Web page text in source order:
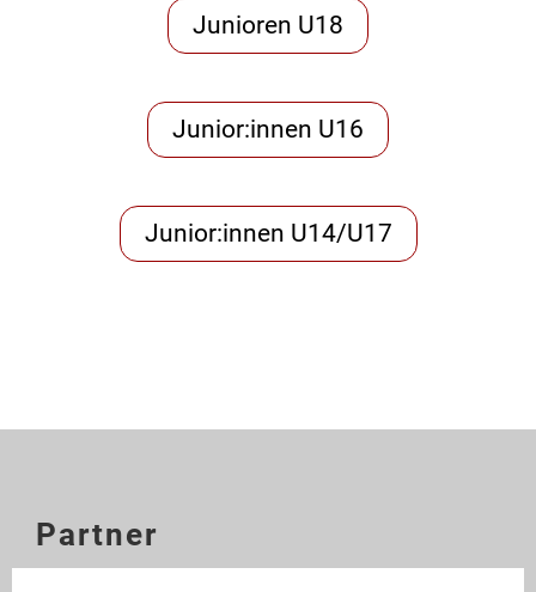
Junioren U18
Junior:innen U16
Junior:innen U14/U17
Partner